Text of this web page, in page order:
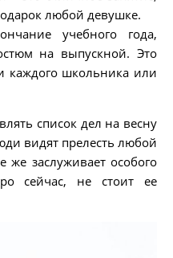
любой девушке.
учебного года,
на выпускной. Это
школьника или
список дел на весну
видят прелесть любой
же заслуживает особого
сейчас, не стоит ее